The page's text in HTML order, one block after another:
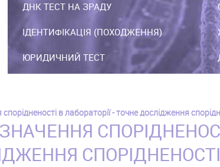
ДНК ТЕСТ НА ЗРАДУ
ІДЕНТИФІКАЦІЯ (ПОХОДЖЕННЯ)
ЮРИДИЧНИЙ ТЕСТ
в лабораторії - точне дослідження